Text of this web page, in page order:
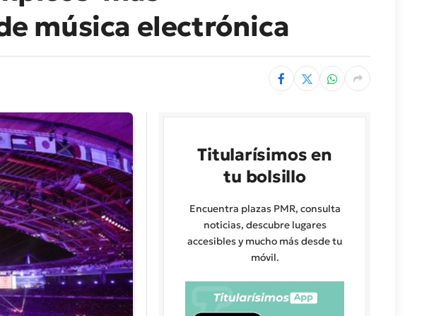
música electrónica
Titularísimos en
tu bolsillo
Encuentra plazas PMR, consulta
noticias, descubre lugares
accesibles y mucho más desde tu
móvil.